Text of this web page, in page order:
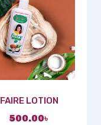
FAIRE LOTION
500.00৳